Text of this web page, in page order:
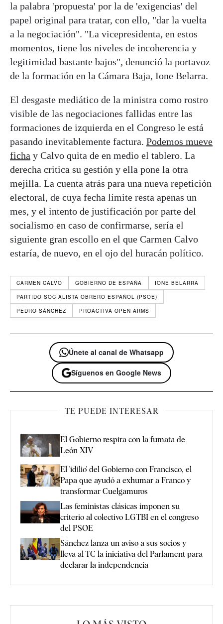
la palabra 'propuesta' por la de 'exigencias' del
papel original para tratar, con ello, "dar la vuelta
a la negociación". "La vicepresidenta, en estos
momentos, tiene los niveles de incoherencia y
legitimidad bastante bajos", denunció la portavoz
de la formación en la Cámara Baja, Ione Belarra.
El desgaste mediático de la ministra como rostro
visible de las negociaciones fallidas entre las
formaciones de izquierda en el Congreso le está
pasando inevitablemente factura. Podemos mueve
ficha y Calvo quita de en medio el tablero. La
derecha critica su gestión y ella pone la otra
mejilla. La cuenta atrás para una nueva repetición
electoral, de cuya fecha límite resta apenas un
mes, y el intento de justificación por parte del
socialismo en caso de confirmarse, sería el
siguiente gran escollo en el que Carmen Calvo
estaría, de nuevo, en el ojo del huracán político.
CARMEN CALVO GOBIERNO DE ESPAÑA
IONE BELARRA
PARTIDO SOCIALISTA OBRERO ESPAÑOL (PSOE)
PEDRO SÁNCHEZ
PROACTIVA OPEN ARMS
Únete al canal de Whatsapp
Síguenos en Google News
TE PUEDE INTERESAR
El Gobierno respira con la fumata de
León XIV
El 'idilio' del Gobierno con Francisco, el
Papa que ayudó a exhumar a Franco y
transformar Cuelgamuros
Las feministas clásicas imponen su
criterio al colectivo LGTBI en el congreso
del PSOE
Sánchez lanza un aviso a sus socios y
lleva al TC la iniciativa del Parlament para
declarar la independencia